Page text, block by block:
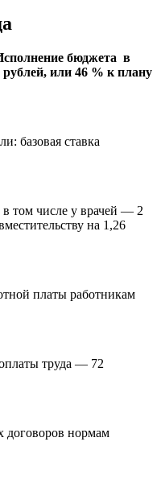
бюджета в
или 46 % к плану
базовая ставка
в том числе у врачей — 2
на 1,26
платы работникам
труда — 72
договоров нормам